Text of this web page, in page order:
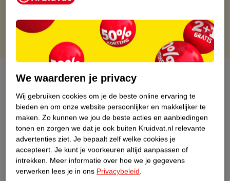
Gratis punten met je Kruidvat kaart
Over dit product
Productinformatie
Etiketinformatie
Nature Impact Score
Dit product heeft (nog) geen Nature
We waarderen je privacy
Wij gebruiken cookies om je de beste online ervaring te
bieden en om onze website persoonlijker en makkelijker te
maken. Zo kunnen we jou de beste acties en aanbiedingen
tonen en zorgen we dat je ook buiten Kruidvat.nl relevante
advertenties ziet. Je bepaalt zelf welke cookies je
accepteert. Je kunt je voorkeuren altijd aanpassen of
intrekken. Meer informatie over hoe we je gegevens
verwerken lees je in ons Privacybeleid.